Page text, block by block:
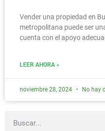
Vender una propiedad en
metropolitana puede ser
cuenta con el apoyo
LEER AHORA »
noviembre 28, 2024 No hay